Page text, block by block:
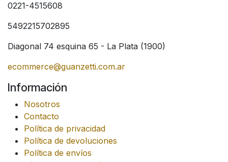
0221-4515608
5492215702895
Diagonal 74 esquina 65 - La Plata (1900)
ecommerce@guanzetti.com.ar
Información
Nosotros
Contacto
Política de privacidad
Política de devoluciones
Política de envíos